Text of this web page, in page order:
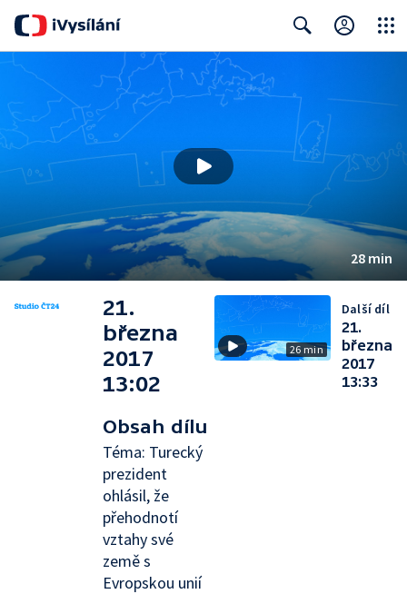
28 min
21.
března
2017
13:02
Obsah dílu
Téma: Turecký
prezident
ohlásil, že
přehodnotí
vztahy své
země s
Evropskou unií
26 min
Další díl
21.
března
2017
13:33